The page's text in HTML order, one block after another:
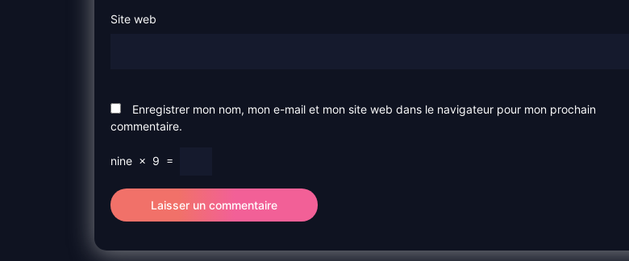
Site web
Enregistrer mon nom, mon e-mail et mon site web dans le navigateur pour mon prochain
commentaire.
nine × 9 =